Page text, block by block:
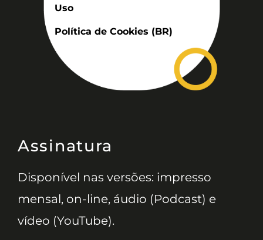
Uso
Política de Cookies (BR)
Assinatura
Disponível nas versões: impresso
mensal, on-line, áudio (Podcast) e
vídeo (YouTube).